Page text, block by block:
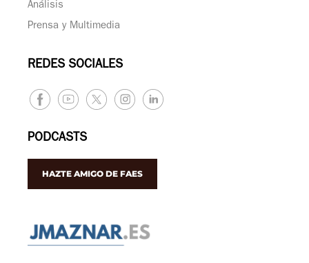
Análisis
Prensa y Multimedia
REDES SOCIALES
PODCASTS
HAZTE AMIGO DE FAES